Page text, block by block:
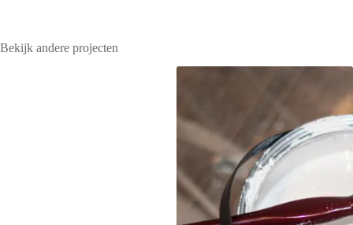
Bekijk andere projecten